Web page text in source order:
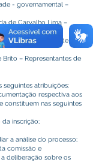
- governamental –
de Carvalho Lima –
– Representante de
– Representantes de
seguintes atribuições:
respectiva aos
constituem nas seguintes
inscrição;
a análise do processo;
comissão e
deliberação sobre os